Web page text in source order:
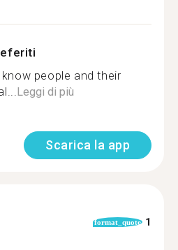
people and their
Leggi di più
Scarica la app
format_quote 1